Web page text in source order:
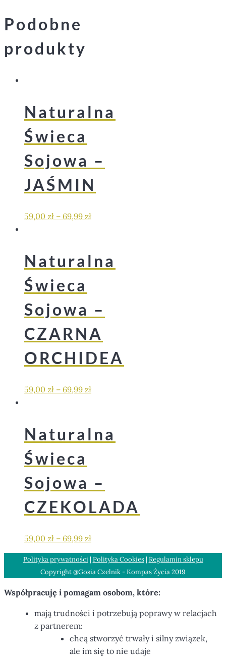
Podobne
produkty
Naturalna
Świeca
Sojowa –
JAŚMIN
59,00 zł – 69,99 zł
Naturalna
Świeca
Sojowa –
CZARNA
ORCHIDEA
59,00 zł – 69,99 zł
Naturalna
Świeca
Sojowa –
CZEKOLADA
59,00 zł – 69,99 zł
Polityka prywatności| Polityka Cookies| Regulamin sklepu
Copyright @Gosia Czelnik - Kompas Życia 2019
Współpracuję i pomagam osobom, które:
mają trudności i potrzebują poprawy w relacjach
z partnerem:
chcą stworzyć trwały i silny związek,
ale im się to nie udaje